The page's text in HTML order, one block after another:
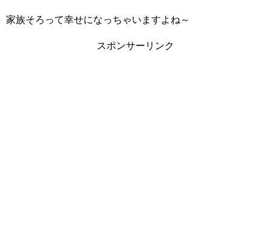
家族そろって幸せになっちゃいますよね～
スポンサーリンク